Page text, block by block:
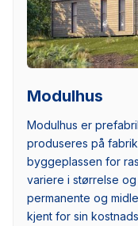
Modulhus
Modulhus er
produseres på
byggeplassen for
variere i størrelse
permanente og
kjent for sin